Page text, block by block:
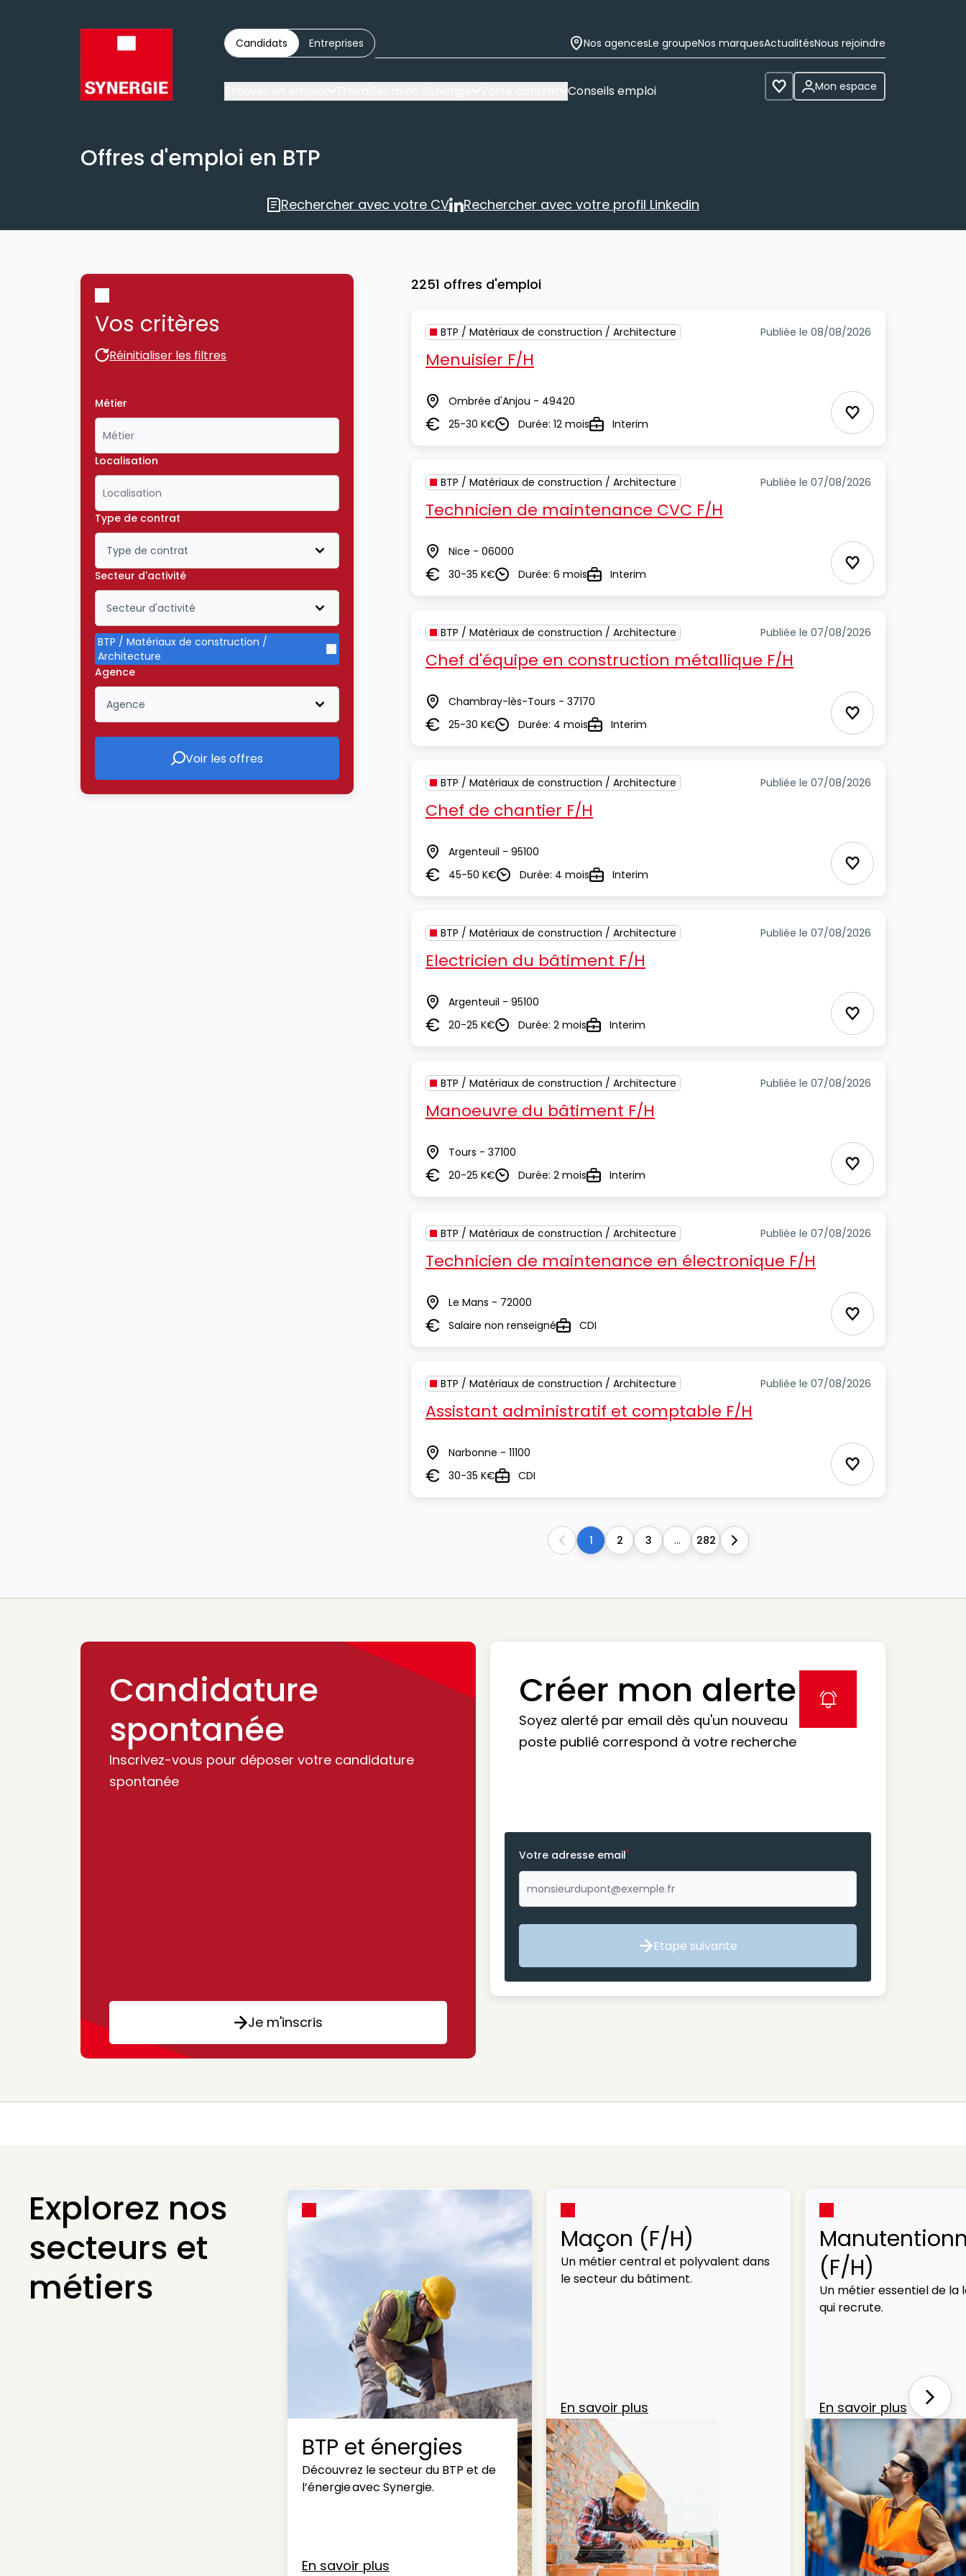
Candidats Entreprises Nos agencesLe groupeNos marquesActualitésNous rejoindre
Conseils emploi Voir les favoris
Mon espace
Offres d'emploi en BTP
Rechercher avec votre CV
Rechercher avec votre CV
Rechercher avec votre profil Linkedin
Rechercher avec votre profil Linkedin
Vos critères
Réinitialiser les filtres
Réinitialiser les filtres
Métier
Localisation
Type de contrat
Type de contrat
Icône ouvrir la liste déroulante
Secteur d'activité
Secteur d'activité
Icône ouvrir la liste déroulante
BTP / Matériaux de construction /
Architecture
Supprimer le critère BTP / Matériaux de construction / Architecture
Agence
Agence
Icône ouvrir la liste déroulante
Voir les offres
Voir les offres
2251 offres d'emploi
BTP / Matériaux de construction / Architecture Publiée le 08/08/2026
Menuisier F/H
Lieu Ombrée d'Anjou - 49420
Salaire25-30 K€DuréeDurée: 12 moisTypeInterim Ajouter aux
BTP / Matériaux de construction / Architecture Publiée le 07/08/2026
Technicien de maintenance CVC F/H
Lieu Nice - 06000
Salaire30-35 K€DuréeDurée: 6 moisTypeInterim Ajouter aux
BTP / Matériaux de construction / Architecture Publiée le 07/08/2026
Chef d'équipe en construction métallique F/H
Lieu Chambray-lès-Tours - 37170
Salaire25-30 K€DuréeDurée: 4 moisTypeInterim Ajouter aux
BTP / Matériaux de construction / Architecture Publiée le 07/08/2026
Chef de chantier F/H
Lieu Argenteuil - 95100
Salaire45-50 K€DuréeDurée: 4 moisTypeInterim Ajouter aux
BTP / Matériaux de construction / Architecture Publiée le 07/08/2026
Electricien du bâtiment F/H
Lieu Argenteuil - 95100
Salaire20-25 K€DuréeDurée: 2 moisTypeInterim Ajouter aux
BTP / Matériaux de construction / Architecture Publiée le 07/08/2026
Manoeuvre du bâtiment F/H
Lieu Tours - 37100
Salaire20-25 K€DuréeDurée: 2 moisTypeInterim Ajouter aux
BTP / Matériaux de construction / Architecture Publiée le 07/08/2026
Technicien de maintenance en électronique F/H
Lieu Le Mans - 72000
SalaireSalaire non renseignéTypeCDI Ajouter aux
BTP / Matériaux de construction / Architecture Publiée le 07/08/2026
Assistant administratif et comptable F/H
Lieu Narbonne - 11100
Salaire30-35 K€TypeCDI Ajouter aux
Previous
1 2 3 ... 282 Next
Candidature
spontanée
Inscrivez-vous pour déposer votre candidature
spontanée
Je m'inscris
Créer mon alerte
Soyez alerté par email dès qu'un nouveau
poste publié correspond à votre recherche
label icon
Votre adresse email*
Etape suivante
Etape suivante
Explorez nos
secteurs et
métiers
BTP et énergies
Découvrez le secteur du BTP et de
l’énergie avec Synergie.
En savoir plus
Maçon (F/H)
Un métier central et polyvalent dans
le secteur du bâtiment.
En savoir plus
(F/H)
Un métier essentiel de la
qui recrute.
En savoir plus Next